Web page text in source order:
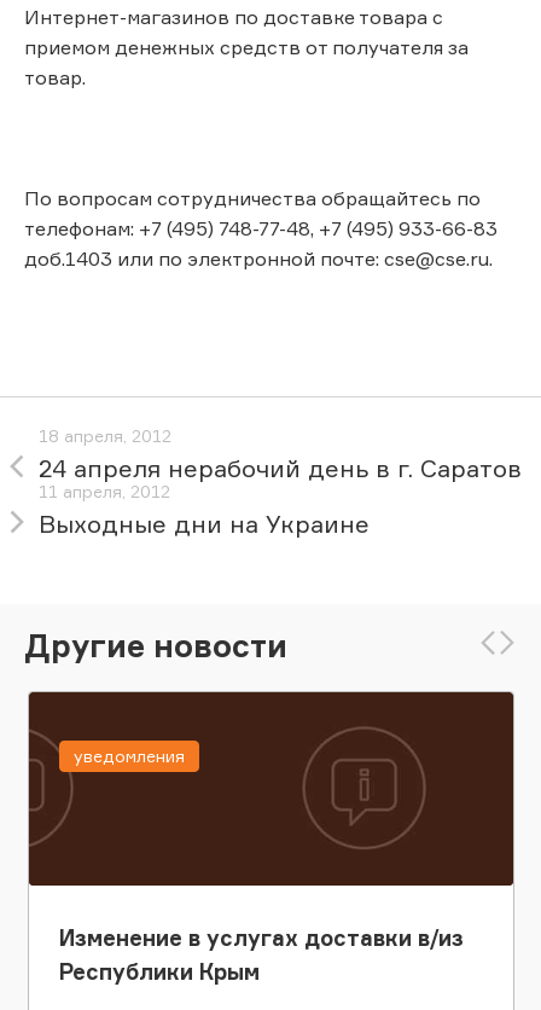
Интернет-магазинов по доставке товара с
приемом денежных средств от получателя за
товар.
По вопросам сотрудничества обращайтесь по
телефонам: +7 (495) 748-77-48, +7 (495) 933-66-83
доб.1403 или по электронной почте: cse@cse.ru.
18 апреля, 2012
24 апреля нерабочий день в г. Саратов
11 апреля, 2012
Выходные дни на Украине
Другие новости
Изменение в услугах доставки в/из
Республики Крым
уведомления